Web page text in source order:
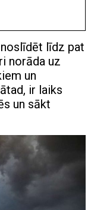
līdz pat
norāda uz
un
ir laiks
un sākt